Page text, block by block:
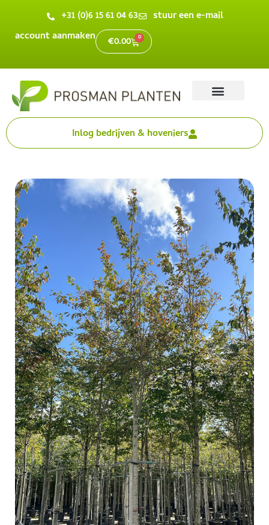
+31 (0)6 15 61 04 63
stuur een e-mail
account aanmaken
€0.00 0
Inlog bedrijven & hoveniers